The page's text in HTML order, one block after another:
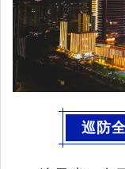
巡防